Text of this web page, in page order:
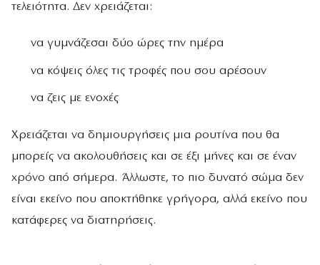
τελειότητα. Δεν χρειάζεται:
να γυμνάζεσαι δύο ώρες την ημέρα
να κόψεις όλες τις τροφές που σου αρέσουν
να ζεις με ενοχές
Χρειάζεται να δημιουργήσεις μια ρουτίνα που θα
μπορείς να ακολουθήσεις και σε έξι μήνες και σε έναν
χρόνο από σήμερα. Άλλωστε, το πιο δυνατό σώμα δεν
είναι εκείνο που αποκτήθηκε γρήγορα, αλλά εκείνο που
κατάφερες να διατηρήσεις.